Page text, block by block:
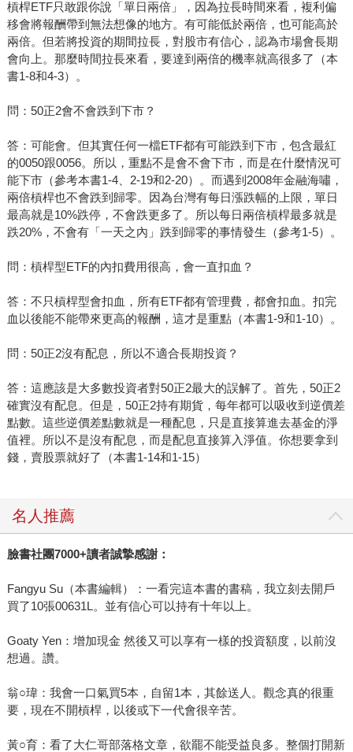
槓桿ETF只敢跟你說「單日兩倍」，因為拉長時間來看，複利偏
移會將報酬帶到無法想像的地方。有可能低於兩倍，也可能高於
兩倍。但若將投資的期間拉長，對股市有信心，認為市場會長期
會向上。那麼時間拉長來看，要達到兩倍的機率就高很多了（本
書1-8和4-3）。
問：50正2會不會跌到下市？
答：可能會。但其實任何一檔ETF都有可能跌到下市，包含最紅
的0050跟0056。所以，重點不是會不會下市，而是在什麼情況可
能下市（參考本書1-4、2-19和2-20）。而遇到2008年金融海嘯，
兩倍槓桿也不會跌到歸零。因為台灣有每日漲跌幅的上限，單日
最高就是10%跌停，不會跌更多了。所以每日兩倍槓桿最多就是
跌20%，不會有「一天之內」跌到歸零的事情發生（參考1-5）。
問：槓桿型ETF的內扣費用很高，會一直扣血？
答：不只槓桿型會扣血，所有ETF都有管理費，都會扣血。扣完
血以後能不能帶來更高的報酬，這才是重點（本書1-9和1-10）。
問：50正2沒有配息，所以不適合長期投資？
答：這應該是大多數投資者對50正2最大的誤解了。首先，50正2
確實沒有配息。但是，50正2持有期貨，每年都可以吸收到逆價差
點數。這些逆價差點數就是一種配息，只是直接算進去基金的淨
值裡。所以不是沒有配息，而是配息直接算入淨值。你想要拿到
錢，賣股票就好了（本書1-14和1-15）
名人推薦
臉書社團7000+讀者誠摯感謝：
Fangyu Su（本書編輯）：一看完這本書的書稿，我立刻去開戶
買了10張00631L。並有信心可以持有十年以上。
Goaty Yen：增加現金 然後又可以享有一樣的投資額度，以前沒
想過。讚。
翁○瑋：我會一口氣買5本，自留1本，其餘送人。觀念真的很重
要，現在不開槓桿，以後或下一代會很辛苦。
黃○育：看了大仁哥部落格文章，欲罷不能受益良多。整個打開新